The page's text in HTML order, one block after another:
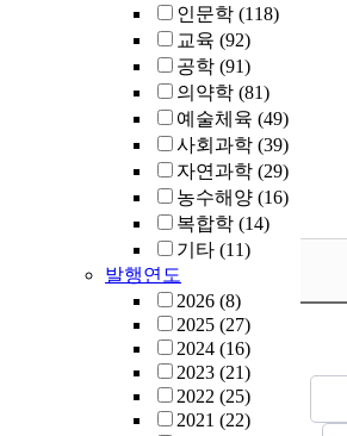
인문학 (118)
교육 (92)
공학 (91)
의약학 (81)
예술체육 (49)
사회과학 (39)
자연과학 (29)
농수해양 (16)
복합학 (14)
기타 (11)
발행연도
2026 (8)
2025 (27)
2024 (16)
2023 (21)
2022 (25)
2021 (22)